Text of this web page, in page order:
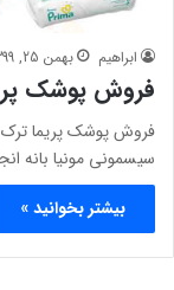
ابراهیم بهمن 25, 1399
فروش پوشک
فروش پوشک پریما
سیسمونی مونیا بانه
بیشتر بخوانید »